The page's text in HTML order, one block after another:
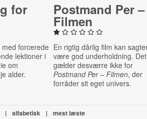
for
forcerede
lektioner i
om
alder.
Postmand Per –
Filmen
En rigtig dårlig film kan
være god underholdning. Det
gælder desværre ikke for
Postmand Per – Filmen, der
forråder sit eget univers.
| alfabetisk | mest læste